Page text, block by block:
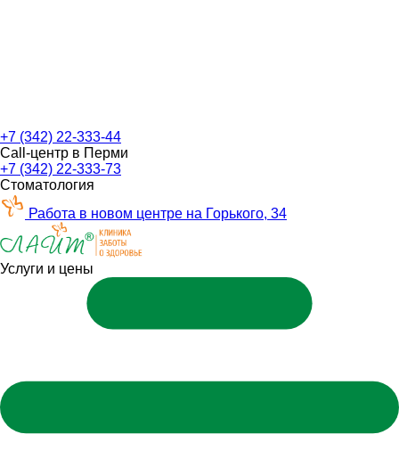
+7 (342) 22-333-44
Call-центр в Перми
+7 (342) 22-333-73
Стоматология
Работа в новом центре на Горького, 34
Услуги и цены